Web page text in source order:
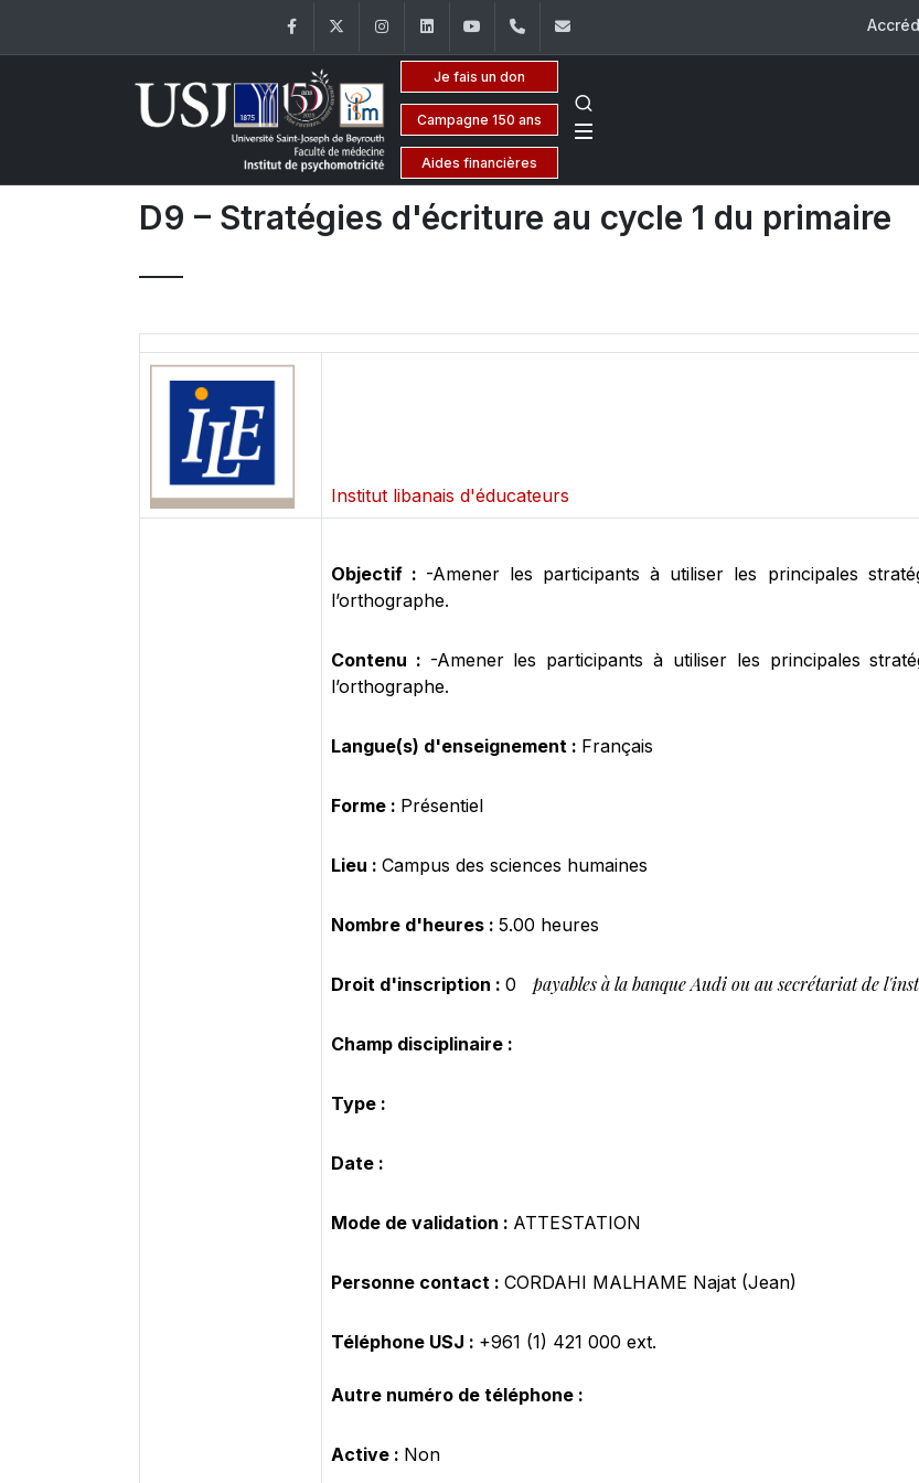
FacebookTwitter InstagramLinkedInYouTube+961 (1) 421 617
Je fais un don
Campagne 150 ans
Aides financières
D9 – Stratégies d'écriture au cycle 1 du primaire
Institut libanais d'éducateurs
Objectif : -Amener les participants à utiliser les principales
l’orthographe.
Contenu : -Amener les participants à utiliser les principales
l’orthographe.
Langue(s) d'enseignement : Français
Forme : Présentiel
Lieu : Campus des sciences humaines
Nombre d'heures : 5.00 heures
Droit d'inscription : 0 payables à la banque Audi ou au secrétariat de
Champ disciplinaire :
Type :
Date :
Mode de validation : ATTESTATION
Personne contact : CORDAHI MALHAME Najat (Jean)
Téléphone USJ : +961 (1) 421 000 ext.
Autre numéro de téléphone :
Active : Non